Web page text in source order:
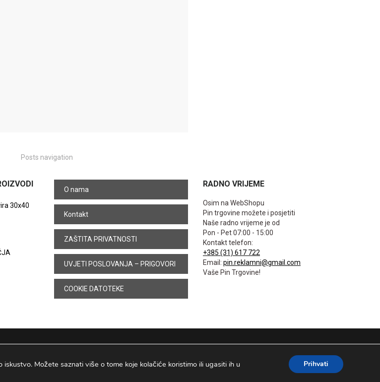
Posts navigation
30x40
O nama
Kontakt
ZAŠTITA PRIVATNOSTI
UVJETI POSLOVANJA – PRIGOVORI
COOKIE DATOTEKE
RADNO VRIJEME
Osim na WebShopu
Pin trgovine možete i posjetiti
Naše radno vrijeme je od
Pon - Pet 07:00 - 15:00
Kontakt telefon:
+385 (31) 617 722
Email: pin.reklamni@gmail.com
Vaše Pin Trgovine!
Možete saznati više o tome koje kolačiće koristimo ili ugasiti ih u
Prihvati